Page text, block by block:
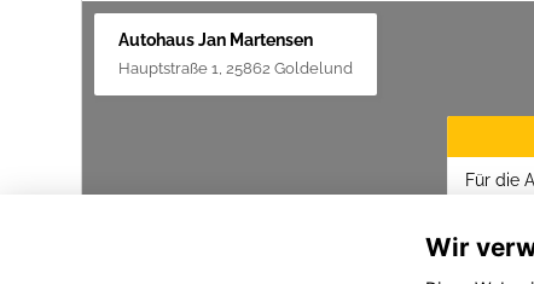
Autohaus Jan Martensen
Hauptstraße 1, 25862 Goldelund
Für die
Wir